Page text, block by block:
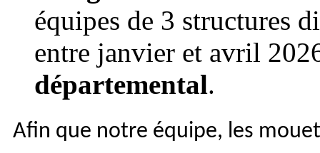
équipes de 3 structures
entre janvier et avril
départemental.
Afin que notre équipe, les